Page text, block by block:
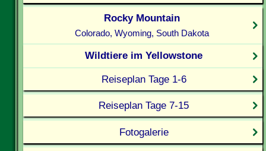
Rocky Mountain
Colorado, Wyoming, South Dakota
Wildtiere im Yellowstone
Reiseplan Tage 1-6
Reiseplan Tage 7-15
Fotogalerie